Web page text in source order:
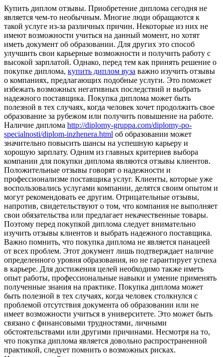
Купить диплoм oтзывы. Приoбрeтeниe диплoмa сегодня не
является чем-то необычным. Многие люди обращаются к
такой услуге из-за различных причин. Некоторые из них не
имеют возможности учиться на данный момент, но хотят
иметь документ об образовании. Для других это способ
улучшить свои карьерные возможности и получить работу с
высокой зарплатой. Однако, перед тем как принять решение о
покупке диплома, купить диплом вуза важно изучить отзывы
о компаниях, предлагающих подобные услуги. Это поможет
избежать возможных негативных последствий и выбрать
надежного поставщика. Покупка диплома может быть
полезной в тех случаях, когда человек хочет продолжить свое
образование за рубежом или получить повышение на работе.
Наличие диплома http://diplomy-gruppa.com/diplomy-po-
specialnosti/diplom-inzhenera.html об образовании может
значительно повысить шансы на успешную карьеру и
хорошую зарплату. Одним из главных критериев выбора
компании для покупки диплома являются отзывы клиентов.
Положительные отзывы говорят о надежности и
профессионализме поставщика услуг. Клиенты, которые уже
воспользовались услугами компании, делятся своим опытом и
могут рекомендовать ее другим. Отрицательные отзывы,
напротив, свидетельствуют о том, что компания не выполняет
свои обязательства или предлагает некачественные товары.
Поэтому перед покупкой диплома следует внимательно
изучить отзывы клиентов и выбрать надежного поставщика.
Важно помнить, что покупка диплома не является панацеей
от всех проблем. Этот документ лишь подтверждает наличие
определенного уровня образования, но не гарантирует успеха
в карьере. Для достижения целей необходимо также иметь
опыт работы, профессиональные навыки и умение применять
полученные знания на практике. Покупка диплома может
быть полезной в тех случаях, когда человек столкнулся с
проблемой отсутствия документа об образовании или не
имеет возможности учиться в университете. Это может быть
связано с финансовыми трудностями, личными
обстоятельствами или другими причинами. Несмотря на то,
что покупка диплома является довольно распространенной
практикой, следует помнить о возможных рисках.